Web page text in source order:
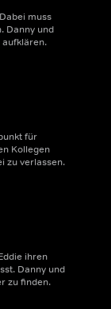
muss
Danny und
für
Kollegen
zu verlassen.
ihren
Danny und
zu finden.